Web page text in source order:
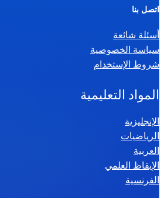
اتصل بنا
أسئلة شائعة
سياسة الخصوصية
شروط الإستخدام
المواد التعليمية
الإنجليزية
الرياضيات
العربية
الإيقاظ العلمي
الفرنسية